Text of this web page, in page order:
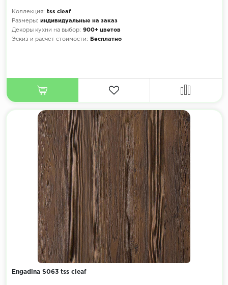
Коллекция: tss cleaf
Размеры: индивидуальные на заказ
Декоры кухни на выбор: 900+ цветов
Эскиз и расчет стоимости:
Бесплатно
Engadina S063 tss cleaf